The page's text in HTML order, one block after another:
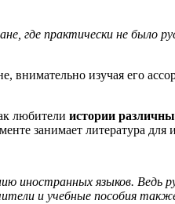
где практически не было
внимательно изучая его
любители истории
занимает литература
иностранных языков.
и учебные пособия